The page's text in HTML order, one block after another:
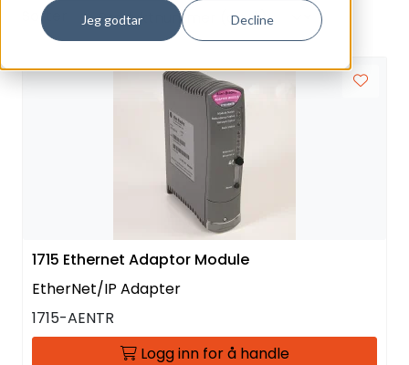
Jeg godtar Decline
Sorter
1715 Ethernet Adaptor Module
EtherNet/IP Adapter
1715-AENTR
Logg inn for å handle